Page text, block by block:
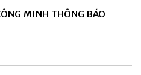
MINH THÔNG BÁO